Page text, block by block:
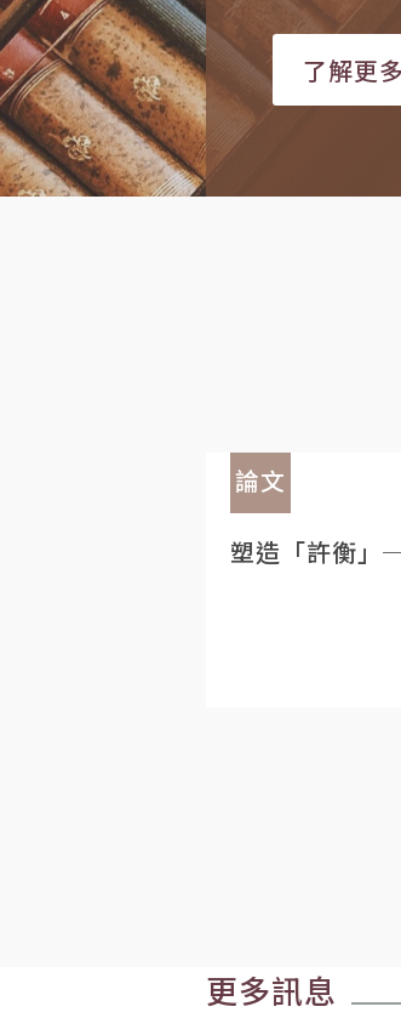
了解更多
論文
塑造「許衡」
更多訊息